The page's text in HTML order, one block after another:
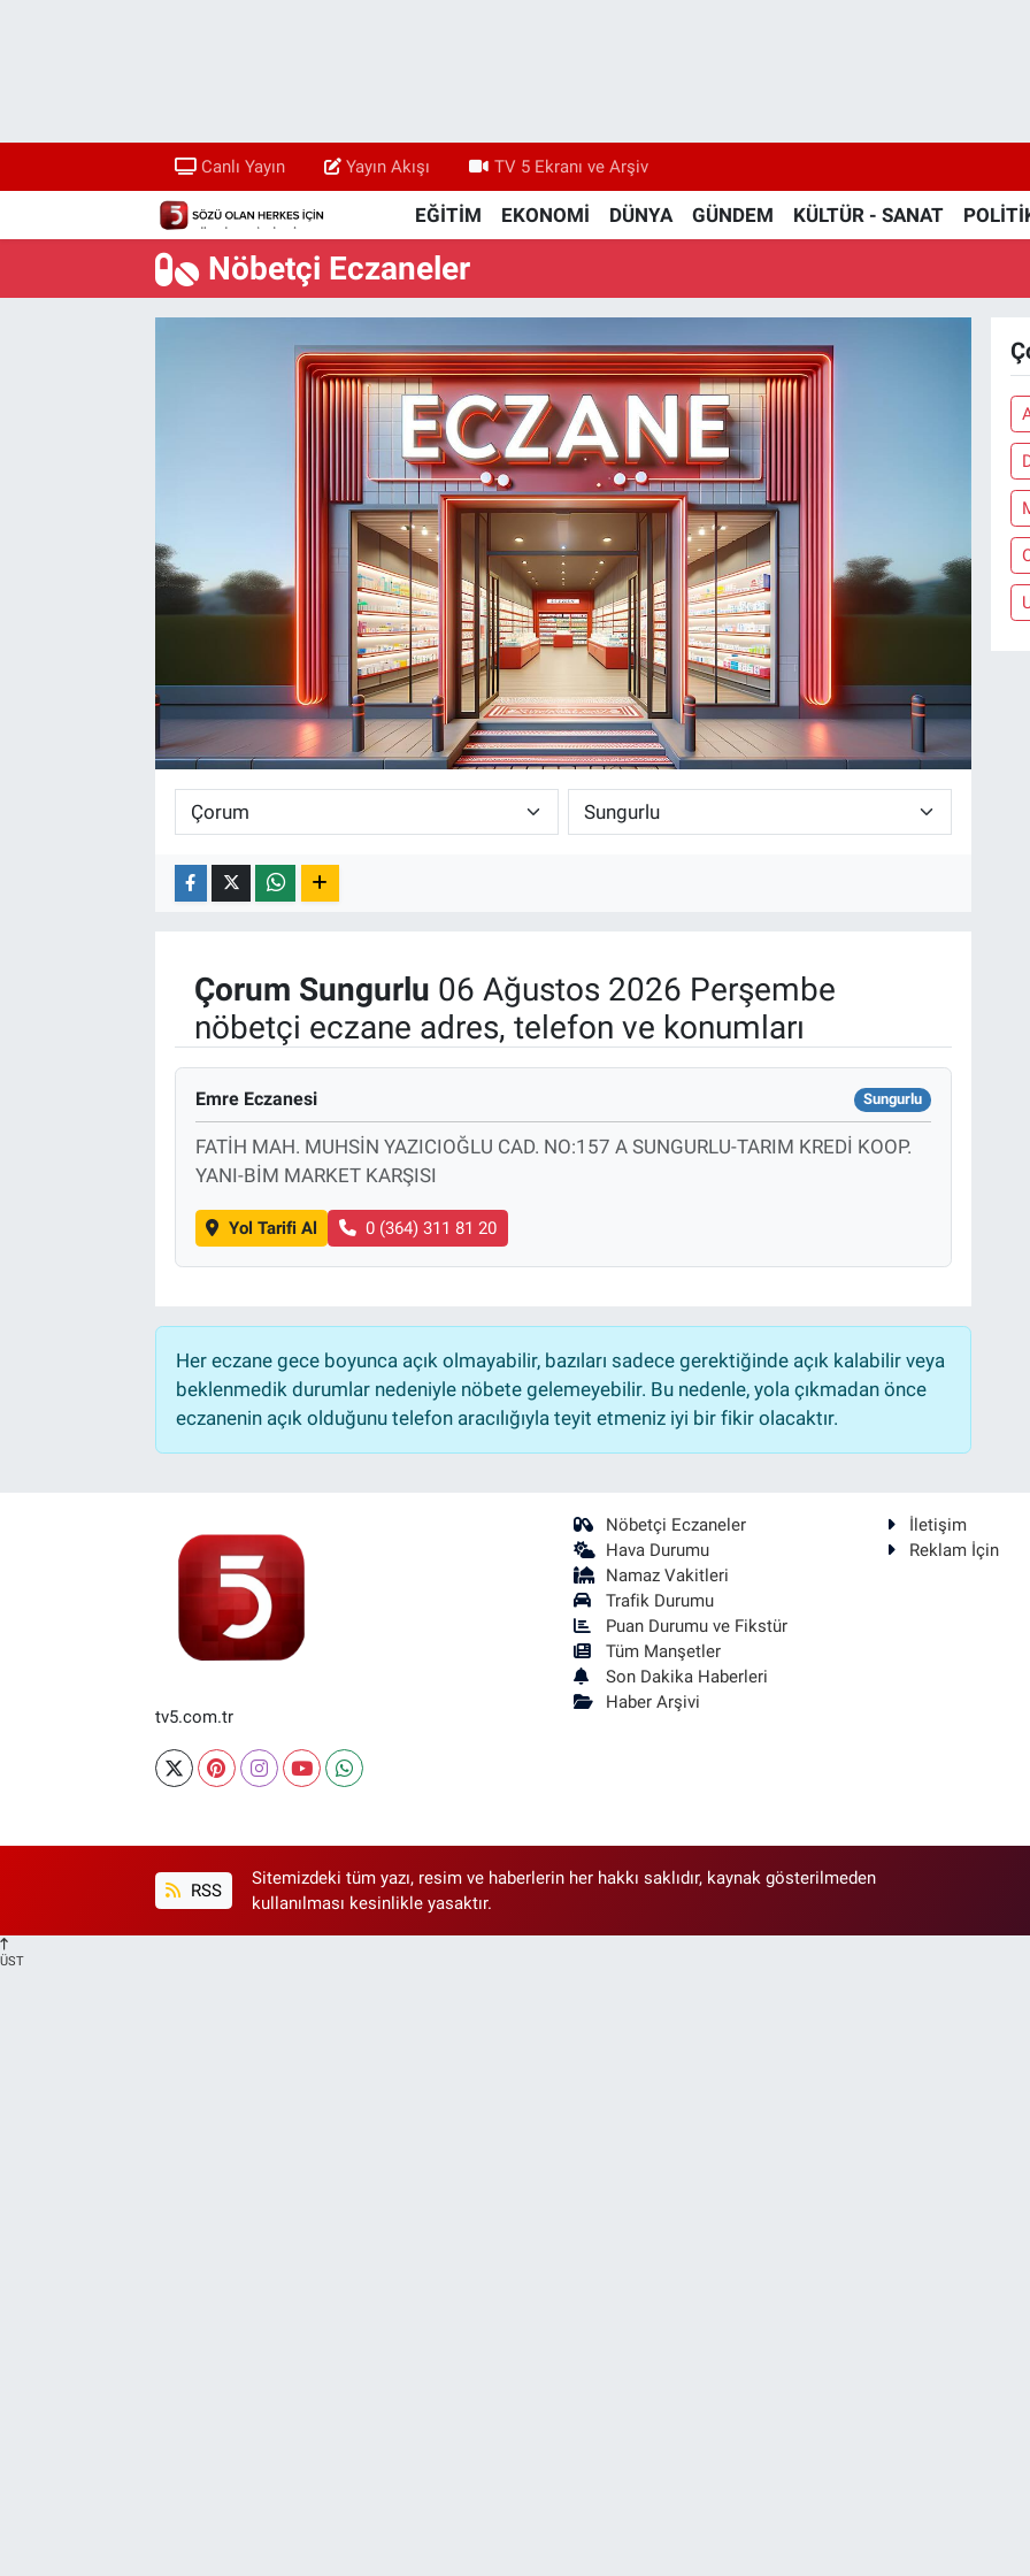
Canlı Yayın Yayın Akışı TV 5 Ekranı ve Arşiv
EĞİTİM EKONOMİ DÜNYA GÜNDEM KÜLTÜR - SANAT
Nöbetçi Eczaneler
Çorum Sungurlu 06 Ağustos 2026 Perşembe
nöbetçi eczane adres, telefon ve konumları
Emre Eczanesi Sungurlu
FATİH MAH. MUHSİN YAZICIOĞLU CAD. NO:157 A SUNGURLU-TARIM KREDİ KOOP.
YANI-BİM MARKET KARŞISI
Yol Tarifi Al 0 (364) 311 81 20
Her eczane gece boyunca açık olmayabilir, bazıları sadece gerektiğinde açık kalabilir veya
beklenmedik durumlar nedeniyle nöbete gelemeyebilir. Bu nedenle, yola çıkmadan önce
eczanenin açık olduğunu telefon aracılığıyla teyit etmeniz iyi bir fikir olacaktır.
tv5.com.tr
Nöbetçi Eczaneler
Hava Durumu
Namaz Vakitleri
Trafik Durumu
Puan Durumu ve Fikstür
Tüm Manşetler
Son Dakika Haberleri
Haber Arşivi
İletişim
Reklam İçin
RSS
Sitemizdeki tüm yazı, resim ve haberlerin her hakkı saklıdır, kaynak gösterilmeden
kullanılması kesinlikle yasaktır.
ÜST
Yayın Akışı
TV 5 Ekranı ve Arşiv